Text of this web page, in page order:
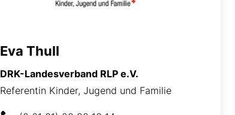
Eva Thull
DRK-Landesverband RLP e.V.
Referentin Kinder, Jugend und Familie